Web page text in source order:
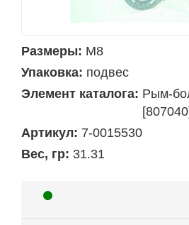
Размеры: М8
Упаковка: подвес
Элемент каталога: Рым-
Артикул: 7-0015530
Вес, гр: 31.31